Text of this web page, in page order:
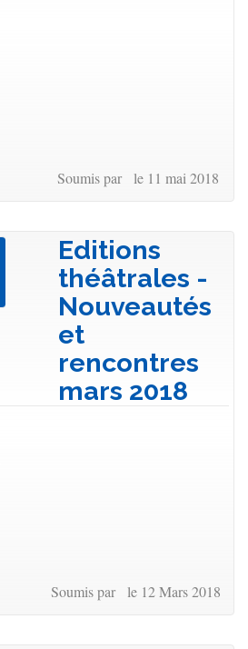
Soumis par le 11 mai 2018
Editions
théâtrales -
Nouveautés
et
rencontres
mars 2018
Soumis par le 12 Mars 2018